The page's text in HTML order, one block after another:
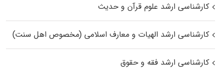
کارشناسی ارشد علوم قرآن و حدیث
کارشناسی ارشد الهیات و معارف اسلامی (مخصوص اهل سنت)
کارشناسی ارشد فقه و حقوق